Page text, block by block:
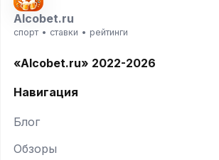
Alcobet.ru
спорт • ставки • рейтинги
«Alcobet.ru» 2022-2026
Навигация
Блог
Обзоры